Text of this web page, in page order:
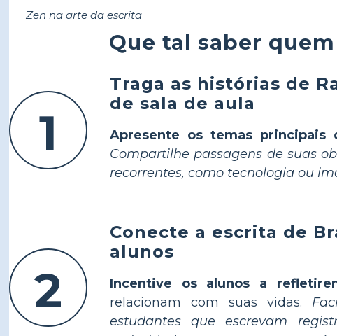
Zen na arte da escrita
Que tal saber
1
Traga as histórias de
de sala de aula
Apresente os temas principais
Compartilhe passagens de suas
recorrentes, como tecnologia ou
2
Conecte a escrita de
alunos
Incentive os alunos a
relacionam com suas vidas.
estudantes que escrevam